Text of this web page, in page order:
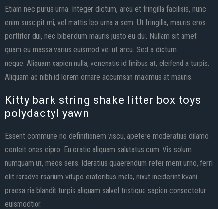
Etiam nec purus urna. Integer dictum, arcu et fringilla facilisis, nunc
enim suscipit mi, vel mattis leo urna a sem. Ut fringilla, mauris eros
porttitor dui, nec bibendum mauris justo eu dui. Nullam sit amet
quam eu massa varius euismod vel ut arcu. Sed a dictum
neque. Aliquam sapien nulla, venenatis id finibus at, eleifend a turpis.
Aliquam ac nibh id lorem ornare accumsan maximus at mauris.
Kitty bark string shake litter box toys
polydactyl yawn
Essent commune no definitionem viscu, apetere moderatius dilamo
conteit ones eipro. Eu oratio aliquam salutatus cum. Vis solum
numquam ut, meos sens. ideratius quaerendum refer ment urno, ferri
elit raradve rsarium vitupo eratoribus mela, nixut inciderint kvani
praesa ria blandit turpis aliquam salvel tristique sapien consectetur
euismodtior.